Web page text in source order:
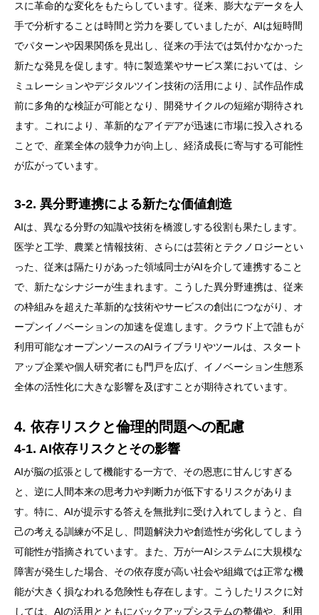
スに革命的な変化をもたらしています。従来、膨大なデータを人
手で分析することは時間と労力を要していましたが、AIは短時間
でパターンや因果関係を見出し、従来の手法では気付かなかった
新たな発見を促します。特に製造業やサービス業においては、シ
ミュレーションやデジタルツイン技術の活用により、試作品作成
前に多角的な検証が可能となり、開発サイクルの短縮が期待され
ます。これにより、革新的なアイデアが迅速に市場に投入される
ことで、産業全体の競争力が向上し、経済成長に寄与する可能性
が広がっています。
3-2. 異分野連携による新たな価値創造
AIは、異なる分野の知識や技術を橋渡しする役割も果たします。
医学と工学、農業と情報技術、さらには芸術とテクノロジーとい
った、従来は隔たりがあった領域同士がAIを介して連携すること
で、新たなシナジーが生まれます。こうした異分野連携は、従来
の枠組みを超えた革新的な技術やサービスの創出につながり、オ
ープンイノベーションの加速を促進します。クラウド上で誰もが
利用可能なオープンソースのAIライブラリやツールは、スタート
アップ企業や個人研究者にも門戸を広げ、イノベーション生態系
全体の活性化に大きな影響を及ぼすことが期待されています。
4. 依存リスクと倫理的問題への配慮
4-1. AI依存リスクとその影響
AIが脳の拡張として機能する一方で、その恩恵に甘んじすぎる
と、逆に人間本来の思考力や判断力が低下するリスクがありま
す。特に、AIが提示する答えを無批判に受け入れてしまうと、自
己の考える訓練が不足し、問題解決力や創造性が劣化してしまう
可能性が指摘されています。また、万が一AIシステムに大規模な
障害が発生した場合、その依存度が高い社会や組織では正常な機
能が大きく損なわれる危険性も存在します。こうしたリスクに対
しては、AIの活用とともにバックアップシステムの整備や、利用